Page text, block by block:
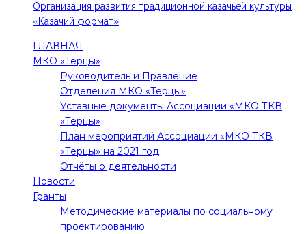
Организация развития традиционной казачьей культуры
«Казачий формат»
ГЛАВНАЯ
МКО «Терцы»
Руководитель и Правление
Отделения МКО «Терцы»
Уставные документы Ассоциации «МКО ТКВ
«Терцы»
План мероприятий Ассоциации «МКО ТКВ
«Терцы» на 2021 год
Отчёты о деятельности
Новости
Гранты
Методические материалы по социальному
проектированию